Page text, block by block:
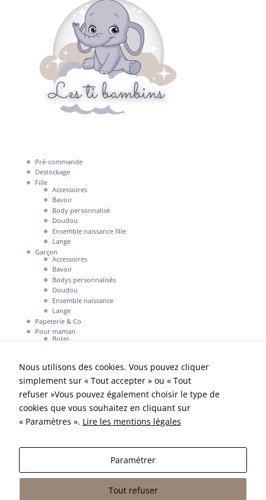
Pré-commande
Destockage
Fille
Accessoires
Bavoir
Body personnalisé
Doudou
Ensemble naissance fille
Lange
Garçon
Accessoires
Bavoir
Bodys personnalisés
Doudou
Ensemble naissance
Lange
Papeterie & Co
Pour maman
Bolas
La boutique
Livraisons et retours
Conditions générales de vente
Mentions légales
Contactez-nous
Nous utilisons des cookies. Vous pouvez cliquer
simplement sur « Tout accepter » ou « Tout
refuser »Vous pouvez également choisir le type de
cookies que vous souhaitez en cliquant sur
« Paramètres ». Lire les mentions légales
Paramétrer
Tout refuser